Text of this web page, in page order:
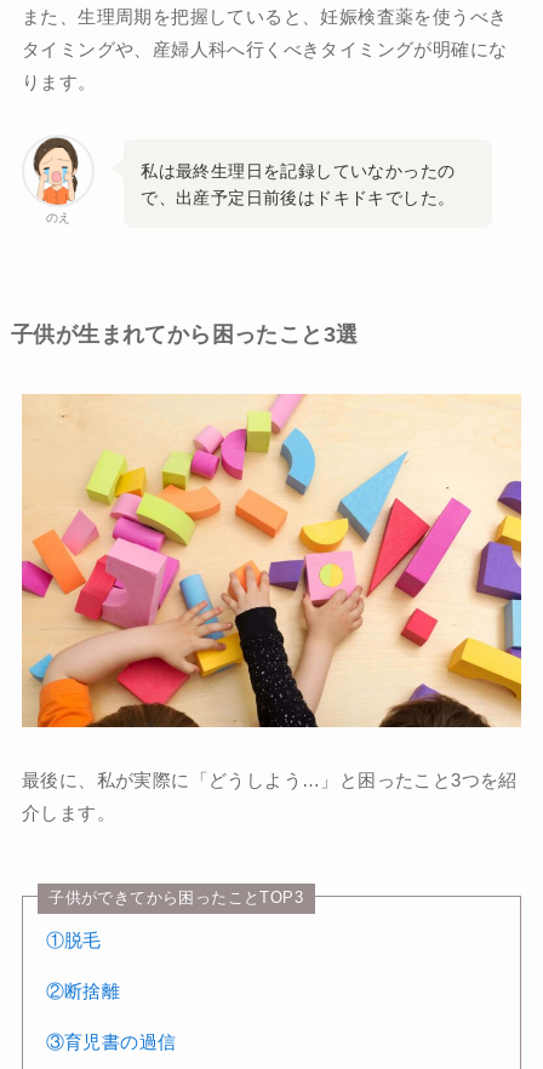
また、生理周期を把握していると、妊娠検査薬を使うべき
タイミングや、産婦人科へ行くべきタイミングが明確にな
ります。
のえ
私は最終生理日を記録していなかったの
で、出産予定日前後はドキドキでした。
子供が生まれてから困ったこと3選
最後に、私が実際に「どうしよう…」と困ったこと3つを紹
介します。
子供ができてから困ったことTOP3
①脱毛
②断捨離
③育児書の過信